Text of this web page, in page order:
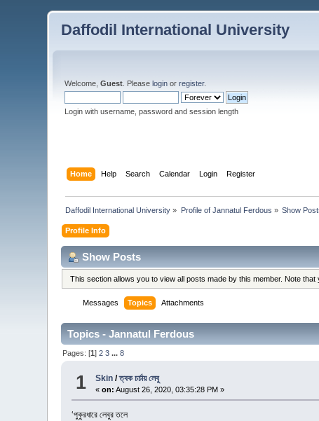
Daffodil International University
Welcome,Guest . Pleaselogin orregister.
Login with username, password and session length
Home Help Search Calendar Login Register
Daffodil International University » Profile of Jannatul Ferdous » Show
Profile Info
Show Posts
This section allows you to view all posts made by this member. Note
Messages Topics Attachments
Topics - Jannatul Ferdous
Pages: [1]2 3 ...8
1 Skin /ত্বক চর্চায় লেবু
«on: August 26, 2020, 03:35:28 PM »
‘পুকুরধারে লেবুর তলে